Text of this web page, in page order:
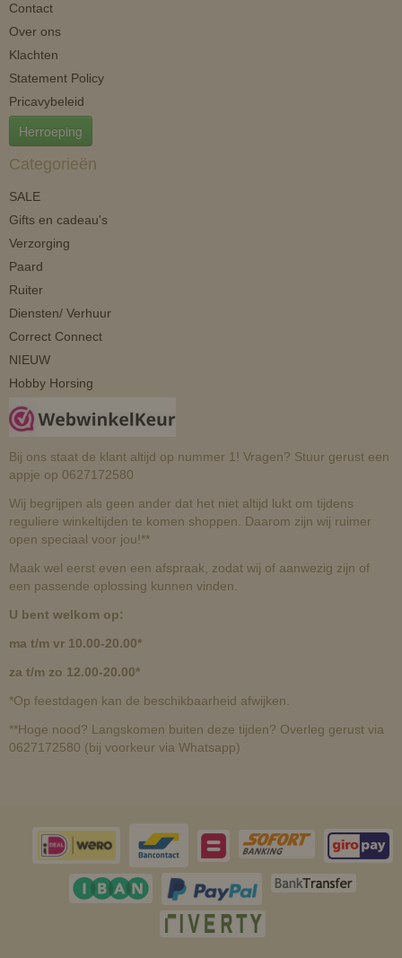
Contact
Over ons
Klachten
Statement Policy
Pricavybeleid
Herroeping
Categorieën
SALE
Gifts en cadeau's
Verzorging
Paard
Ruiter
Diensten/ Verhuur
Correct Connect
NIEUW
Hobby Horsing
Bij ons staat de klant altijd op nummer 1! Vragen? Stuur gerust een
appje op 0627172580
Wij begrijpen als geen ander dat het niet altijd lukt om tijdens
reguliere winkeltijden te komen shoppen. Daarom zijn wij ruimer
open speciaal voor jou!**
Maak wel eerst even een afspraak, zodat wij of aanwezig zijn of
een passende oplossing kunnen vinden.
U bent welkom op:
ma t/m vr 10.00-20.00*
za t/m zo 12.00-20.00*
*Op feestdagen kan de beschikbaarheid afwijken.
**Hoge nood? Langskomen buiten deze tijden? Overleg gerust via
0627172580 (bij voorkeur via Whatsapp)